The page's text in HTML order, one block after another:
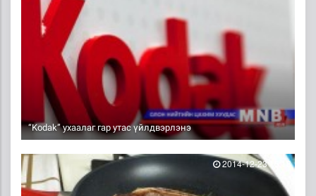
“Kodak” ухаалаг гар утас үйлдвэрлэнэ
2014-12-23 15:18